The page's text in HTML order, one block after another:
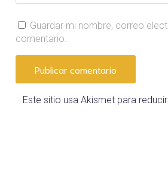
Guardar mi nombre, correo
comentario.
Este sitio usa Akismet para